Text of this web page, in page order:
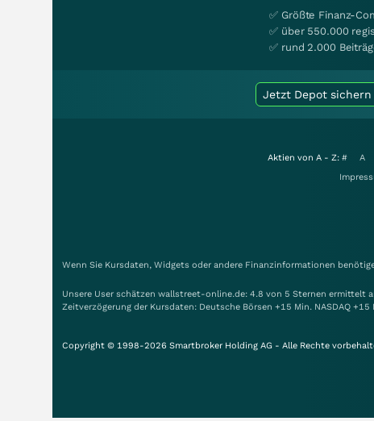
✅ Größte Finanz-
✅ über 550.000
✅ rund 2.000
Jetzt Depot sichern
Aktien von A - Z: # A
Wenn Sie Kursdaten, Widgets oder andere Finanzinformationen
Unsere User schätzen wallstreet-online.de: 4.8 von 5 Sternen ermittelt
Zeitverzögerung der Kursdaten: Deutsche Börsen +15 Min. NASDAQ
Copyright © 1998-2026 Smartbroker Holding AG - Alle Rechte